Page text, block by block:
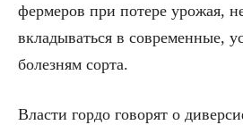
фермеров при потере урожая,
вкладываться в современные,
болезням сорта.
Власти гордо говорят о